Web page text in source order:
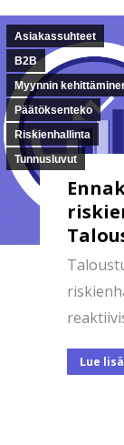
Asiakassuhteet
B2B
Myynnin
Päätöksenteko
Riskienhallinta
Tunnusluvut
Lue